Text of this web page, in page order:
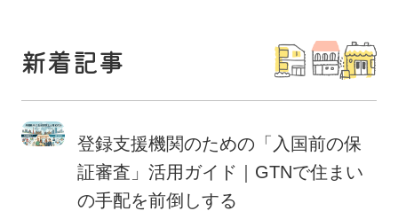
新着記事
登録支援機関のための「入国前の保
証審査」活用ガイド｜GTNで住まい
の手配を前倒しする